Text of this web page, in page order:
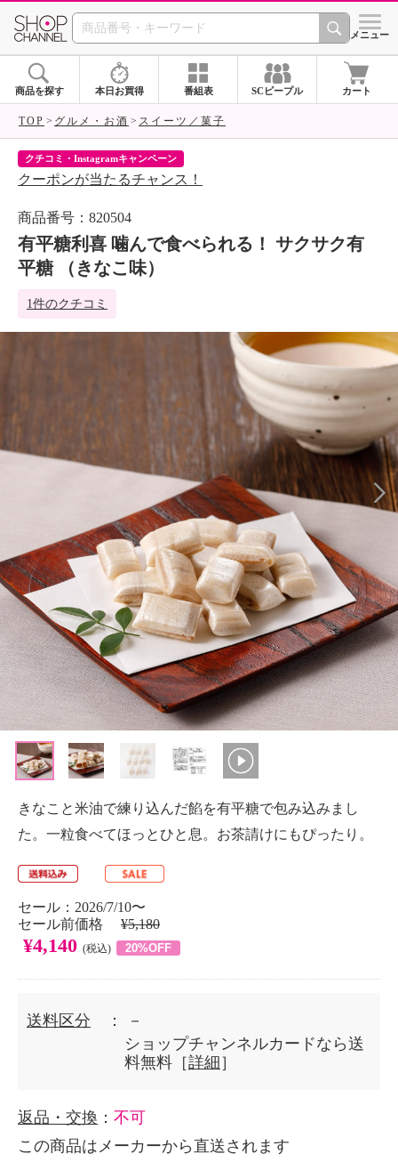
SHOP CHANNEL シメニュー
商品を探す 本日お買得 番組表 SCピープル カート
TOP グルメ・お酒 スイーツ／菓子
クチコミ・Instagramキャンペーン
クーポンが当たるチャンス！
商品番号：820504
有平糖利喜 噛んで食べられる！ サクサク有
平糖 （きなこ味）
1件のクチコミ
きなこと米油で練り込んだ餡を有平糖で包み込みまし
た。一粒食べてほっとひと息。お茶請けにもぴったり。
セール：2026/7/10〜
セール前価格 ¥5,180
¥4,140 (税込) 20%OFF
送料区分 ： －
ショップチャンネルカードなら送
料無料［詳細 ］
返品・交換 ： 不可
この商品はメーカーから直送されます